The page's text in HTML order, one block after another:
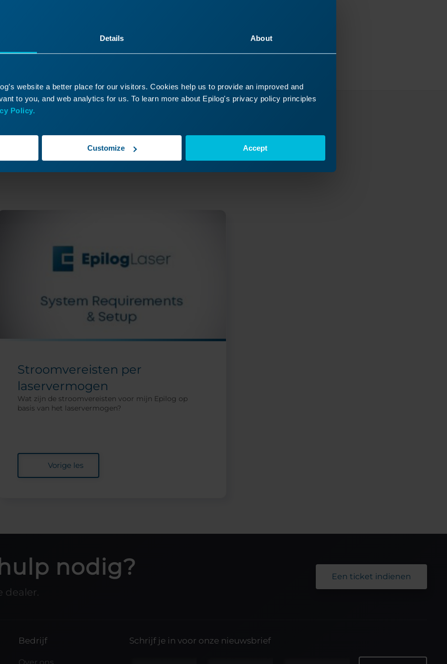
Details About
website a better place for our visitors. Cookies help us to provide an improved and
to you, and web analytics for us. To learn more about Epilog's privacy policy principles
Policy.
Customize Accept
verder met je laseravontuur
een oude les nog eens of ga verder om te zien wat er
Stroomvereisten per
laservermogen
Wat zijn de stroomvereisten voor mijn Epilog op
basis van het laservermogen?
Vorige les
nodig?
dealer.
Een ticket indienen
Bedrijf Schrijf je in voor onze nieuwsbrief